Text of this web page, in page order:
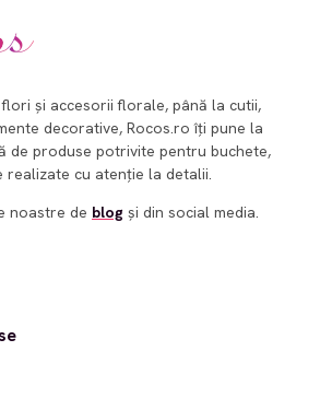
și accesorii florale, până la cutii,
decorative, Rocos.ro îți pune la
de produse potrivite pentru buchete,
realizate cu atenție la detalii.
noastre de blog și din social media.